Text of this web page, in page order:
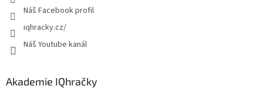
Náš Facebook profil
iqhracky.cz/
Náš Youtube kanál
Akademie IQhračky